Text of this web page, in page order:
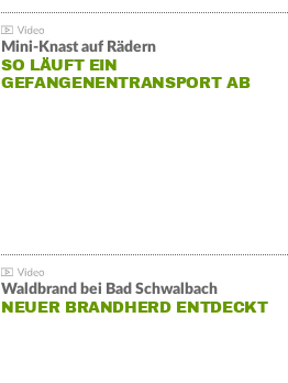
Mini-Knast auf Rädern
SO LÄUFT EIN
GEFANGENENTRANSPORT AB
Waldbrand bei Bad Schwalbach
NEUER BRANDHERD ENTDECKT